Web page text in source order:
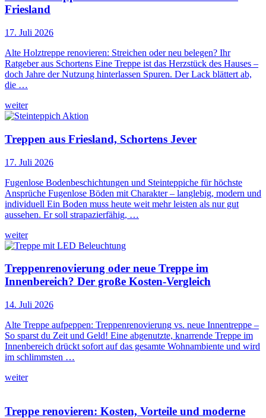
Friesland
17. Juli 2026
Alte Holztreppe renovieren: Streichen oder neu belegen? Ihr
Ratgeber aus Schortens Eine Treppe ist das Herzstück des Hauses –
doch Jahre der Nutzung hinterlassen Spuren. Der Lack blättert ab,
die …
weiter
Treppen aus Friesland, Schortens Jever
17. Juli 2026
Fugenlose Bodenbeschichtungen und Steinteppiche für höchste
Ansprüche Fugenlose Böden mit Charakter – langlebig, modern und
individuell Ein Boden muss heute weit mehr leisten als nur gut
aussehen. Er soll strapazierfähig, …
weiter
Treppenrenovierung oder neue Treppe im
Innenbereich? Der große Kosten-Vergleich
14. Juli 2026
Alte Treppe aufpeppen: Treppenrenovierung vs. neue Innentreppe –
So sparst du Zeit und Geld! Eine abgenutzte, knarrende Treppe im
Innenbereich drückt sofort auf das gesamte Wohnambiente und wird
im schlimmsten …
weiter
Treppe renovieren: Kosten, Vorteile und moderne